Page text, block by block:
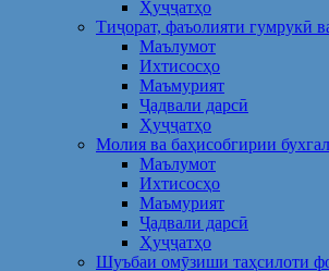
Ҳуҷҷатҳо
Тиҷорат, фаъолияти гумрукӣ
Маълумот
Ихтисосҳо
Маъмурият
Ҷадвали дарсӣ
Ҳуҷҷатҳо
Молия ва баҳисобгирии
Маълумот
Ихтисосҳо
Маъмурият
Ҷадвали дарсӣ
Ҳуҷҷатҳо
Шуъбаи омӯзиши таҳсилоти